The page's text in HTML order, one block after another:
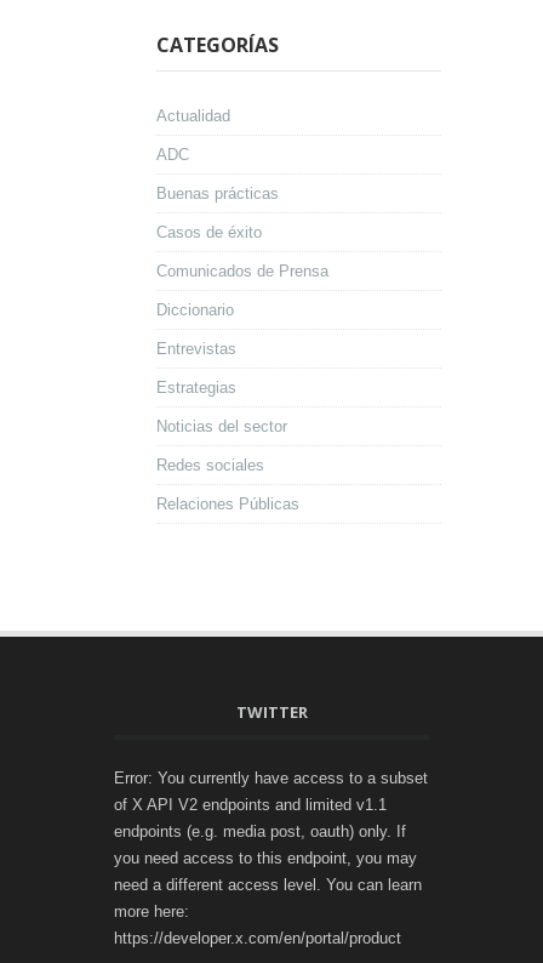
CATEGORÍAS
Actualidad
ADC
Buenas prácticas
Casos de éxito
Comunicados de Prensa
Diccionario
Entrevistas
Estrategias
Noticias del sector
Redes sociales
Relaciones Públicas
TWITTER
Error: You currently have access to a subset
of X API V2 endpoints and limited v1.1
endpoints (e.g. media post, oauth) only. If
you need access to this endpoint, you may
need a different access level. You can learn
more here:
https://developer.x.com/en/portal/product